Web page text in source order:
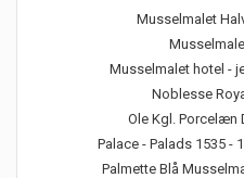
Musselmalet
Musselmalet hotel -
Noblesse
Ole Kgl. Porcelæn
Palace - Palads 1535 -
Palmette Blå